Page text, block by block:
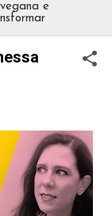
e